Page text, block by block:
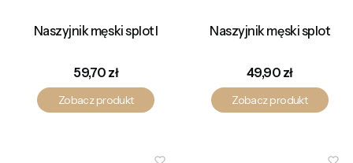
Naszyjnik męski splot I
Cena
59,70 zł
Zobacz produkt
Naszyjnik męski splot
Cena
49,90 zł
Zobacz produkt